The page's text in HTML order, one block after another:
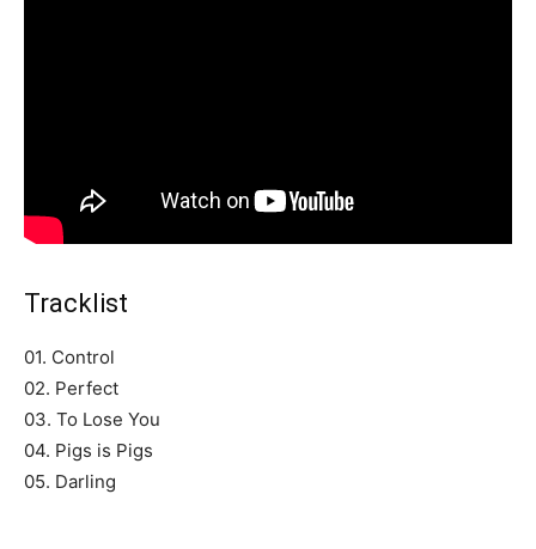
Tracklist
01. Control
02. Perfect
03. To Lose You
04. Pigs is Pigs
05. Darling